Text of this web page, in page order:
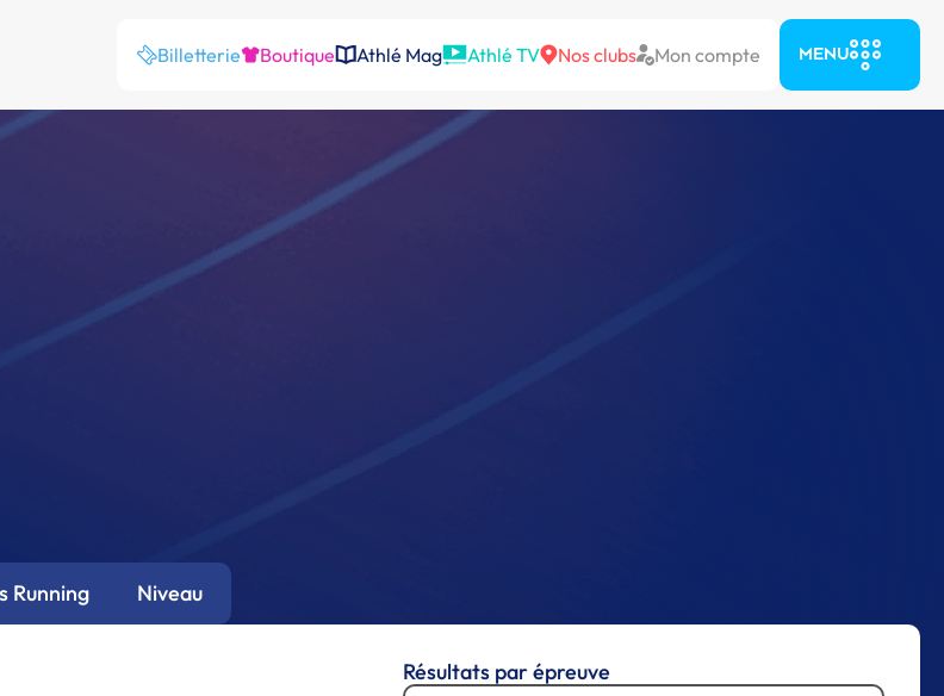
Billetterie Boutique Athlé Mag Athlé TV Nos clubs Mon compte MENU
Running Niveau
Résultats par épreuve